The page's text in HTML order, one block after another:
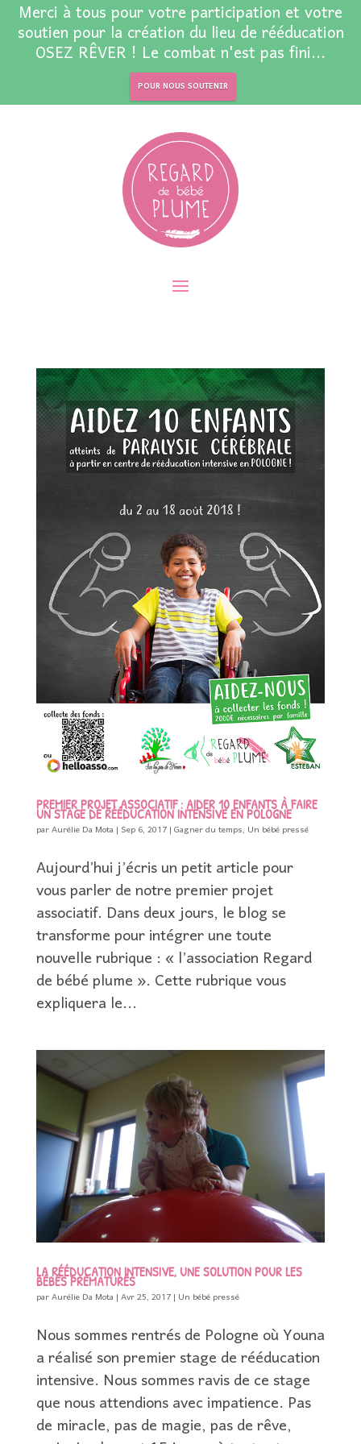
Merci à tous pour votre participation et votre
soutien pour la création du lieu de rééducation
OSEZ RÊVER ! Le combat n'est pas fini...
POUR NOUS SOUTENIR
PREMIER PROJET ASSOCIATIF : AIDER 10 ENFANTS À FAIRE
UN STAGE DE RÉÉDUCATION INTENSIVE EN POLOGNE
parAurélie Da Mota| Sep 6, 2017|Gagner du temps, Un bébé pressé
Aujourd’hui j’écris un petit article pour
vous parler de notre premier projet
associatif. Dans deux jours, le blog se
transforme pour intégrer une toute
nouvelle rubrique : « l’association Regard
de bébé plume ». Cette rubrique vous
expliquera le...
LA RÉÉDUCATION INTENSIVE, UNE SOLUTION POUR LES
BÉBÉS PRÉMATURÉS
parAurélie Da Mota|Avr 25, 2017| Un bébé pressé
Nous sommes rentrés de Pologne où Youna
a réalisé son premier stage de rééducation
intensive. Nous sommes ravis de ce stage
que nous attendions avec impatience. Pas
de miracle, pas de magie, pas de rêve,